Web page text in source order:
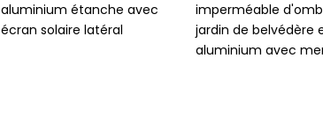
aluminium étanche avec
écran solaire latéral
imperméable
jardin de belvédère
aluminium avec